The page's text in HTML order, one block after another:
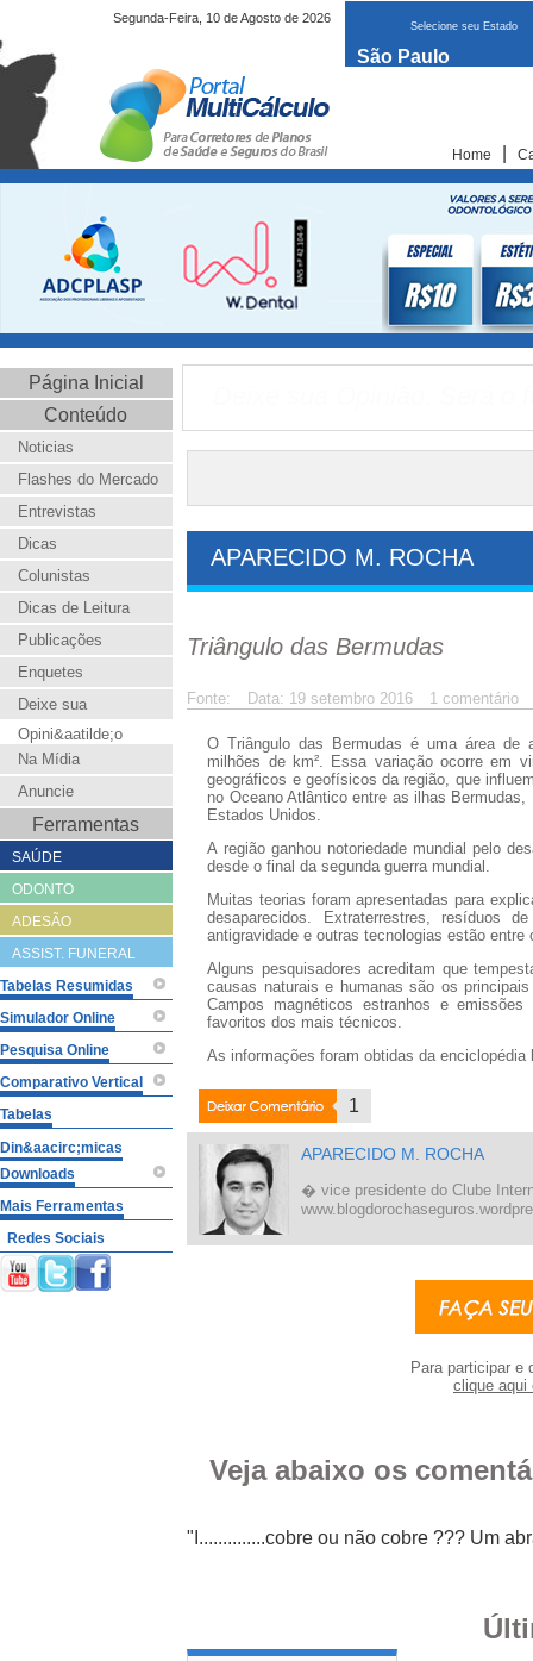
Selecione seu Estado
São Paulo
Home
Segunda-Feira, 10 de Agosto de 2026
Página Inicial
Conteúdo
Noticias
Flashes do Mercado
Entrevistas
Dicas
Colunistas
Dicas de Leitura
Publicações
Enquetes
Deixe sua
Opini&aatilde;o
Na Mídia
Anuncie
Ferramentas
SAÚDE
ODONTO
ADESÃO
ASSIST. FUNERAL
Tabelas Resumidas
Simulador Online
Pesquisa Online
Comparativo Vertical
Tabelas
Din&aacirc;micas
Downloads
Mais Ferramentas
Redes Sociais
APARECIDO M. ROCHA
Triângulo das Bermudas
Fonte: Data: 19 setembro 2016 1 comentário
O Triângulo das Bermudas é uma área de
milhões de km². Essa variação ocorre em
geográficos e geofísicos da região, que
no Oceano Atlântico entre as ilhas
Estados Unidos.
A região ganhou notoriedade mundial pelo
desde o final da segunda guerra mundial.
Muitas teorias foram apresentadas para
desaparecidos. Extraterrestres, resíduos
antigravidade e outras tecnologias estão
Alguns pesquisadores acreditam que
causas naturais e humanas são os
Campos magnéticos estranhos e
favoritos dos mais técnicos.
As informações foram obtidas da enciclopédia
Deixar
Coment�rio
1
APARECIDO M. ROCHA
� vice presidente do Clube
Para participar e
clique aqui
Veja abaixo os
"I..............cobre ou não cobre ??? Um